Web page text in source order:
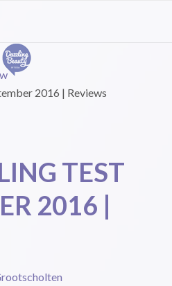
2016 | Reviews
TEST
2016 |